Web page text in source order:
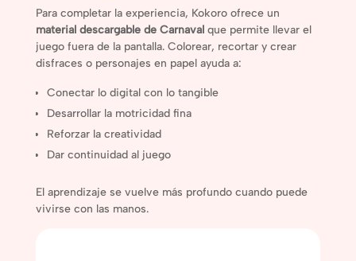
Para completar la experiencia, Kokoro ofrece un
material descargable de Carnavalque permite llevar el
juego fuera de la pantalla. Colorear, recortar y crear
disfraces o personajes en papel ayuda a:
Conectar lo digital con lo tangible
Desarrollar la motricidad fina
Reforzar la creatividad
Dar continuidad al juego
El aprendizaje se vuelve más profundo cuando puede
vivirse con las manos.